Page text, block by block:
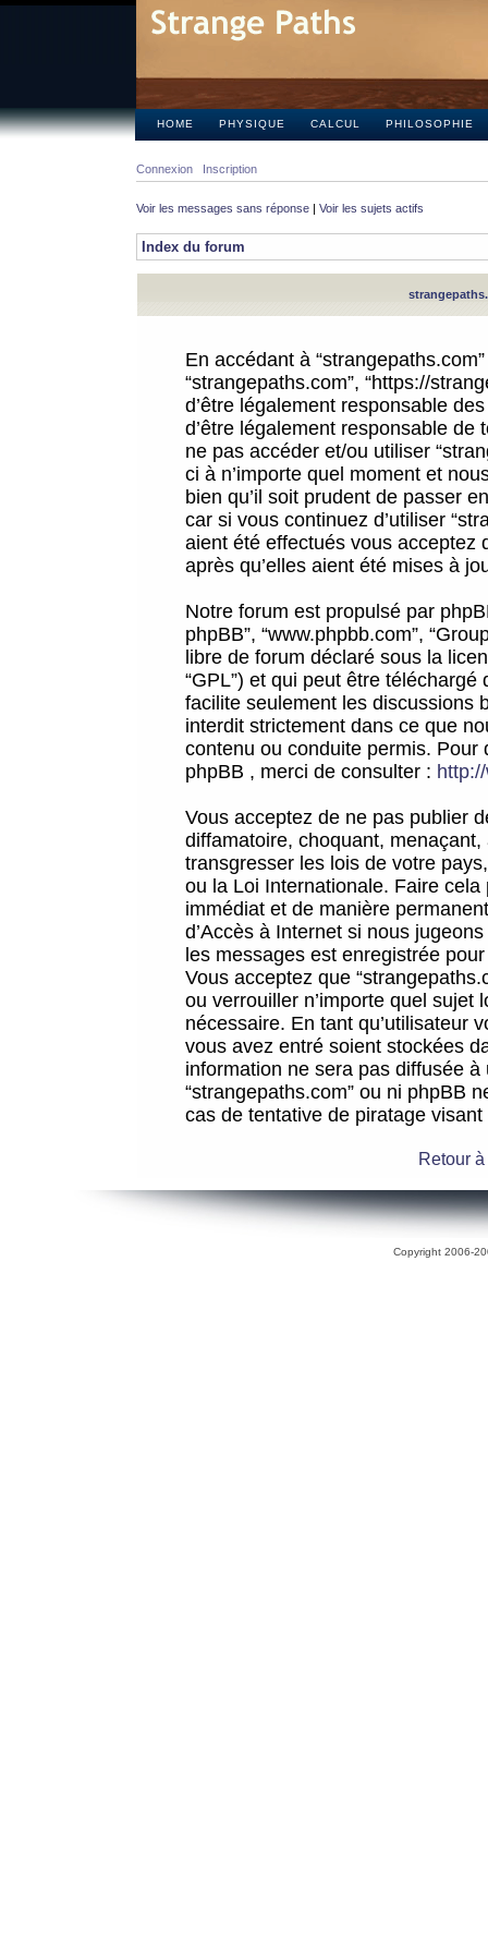
HOME PHYSIQUE CALCUL PHILOSOPHIE
Connexion Inscription
Voir les messages sans réponse | Voir les sujets actifs
Index du forum
En accédant à
“strangepaths.com”, “https://
d’être légalement responsable
d’être légalement responsable
ne pas accéder et/ou utiliser
ci à n’importe quel moment et
bien qu’il soit prudent de passer
car si vous continuez d’utiliser
aient été effectués vous acceptez
après qu’elles aient été mises à
Notre forum est propulsé par
phpBB”, “www.phpbb.com”,
libre de forum déclaré sous la
“GPL”) et qui peut être téléchargé
facilite seulement les discussions
interdit strictement dans ce que
contenu ou conduite permis.
phpBB , merci de consulter :
Vous acceptez de ne pas publier
diffamatoire, choquant,
transgresser les lois de votre
ou la Loi Internationale. Faire
immédiat et de manière
d’Accès à Internet si nous
les messages est enregistrée
Vous acceptez que
ou verrouiller n’importe quel sujet
nécessaire. En tant qu’utilisateur
vous avez entré soient stockées
information ne sera pas diffusée
“strangepaths.com” ou ni phpBB
cas de tentative de piratage
Retour
Copyright 2006-